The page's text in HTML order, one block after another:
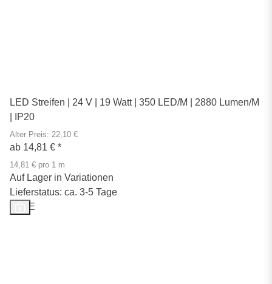
LED Streifen | 24 V | 19 Watt | 350 LED/M | 2880 Lumen/M
| IP20
Alter Preis: 22,10 €
ab 14,81 € *
14,81 € pro 1 m
Auf Lager in Variationen
Lieferstatus: ca. 3-5 Tage
SALE